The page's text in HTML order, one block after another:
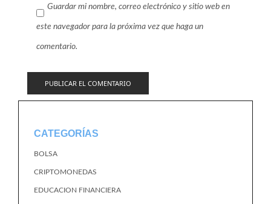
Guardar mi nombre, correo electrónico y sitio web en
este navegador para la próxima vez que haga un
comentario.
CATEGORÍAS
BOLSA
CRIPTOMONEDAS
EDUCACION FINANCIERA